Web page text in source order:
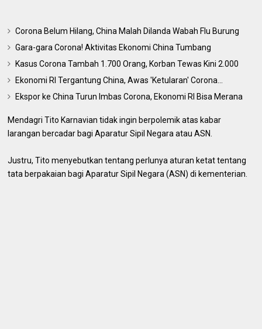
Corona Belum Hilang, China Malah Dilanda Wabah Flu Burung
Gara-gara Corona! Aktivitas Ekonomi China Tumbang
Kasus Corona Tambah 1.700 Orang, Korban Tewas Kini 2.000
Ekonomi RI Tergantung China, Awas 'Ketularan' Corona...
Ekspor ke China Turun Imbas Corona, Ekonomi RI Bisa Merana
Mendagri Tito Karnavian tidak ingin berpolemik atas kabar
larangan bercadar bagi Aparatur Sipil Negara atau ASN.
Justru, Tito menyebutkan tentang perlunya aturan ketat tentang
tata berpakaian bagi Aparatur Sipil Negara (ASN) di kementerian.